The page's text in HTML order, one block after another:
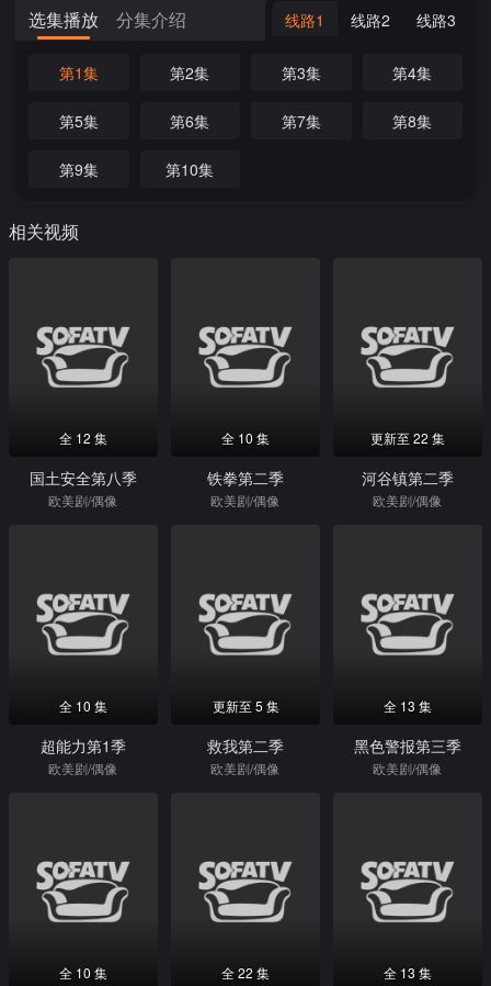
选集播放 分集介绍 线路1 线路2 线路3
第1集 第2集 第3集 第4集
第5集 第6集 第7集 第8集
第9集 第10集
相关视频
全 12 集
国土安全第八季
欧美剧/偶像
全 10 集
铁拳第二季
欧美剧/偶像
更新至 22 集
河谷镇第二季
欧美剧/偶像
全 10 集
超能力第1季
欧美剧/偶像
更新至 5 集
救我第二季
欧美剧/偶像
全 13 集
黑色警报第三季
欧美剧/偶像
全 10 集 全 22 集 全 13 集